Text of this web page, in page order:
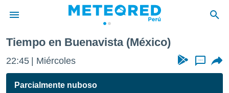
de
ha sido
Tiempo en Buenavista (México)
22:45 Miércoles ...
Parcialmente nuboso